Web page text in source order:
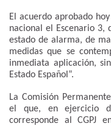
El acuerdo aprobado
nacional el Escenario 3,
estado de alarma, de
medidas que se
inmediata aplicación,
Estado Español”.
La Comisión
el que, en ejercicio
corresponde al CGPJ